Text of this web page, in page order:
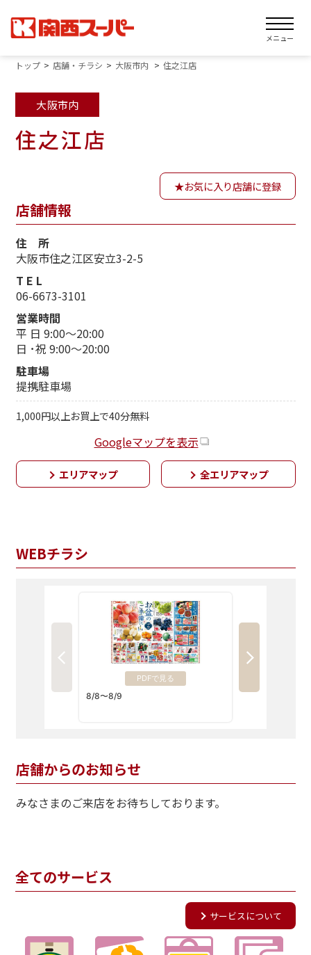
メニュー
トップ 店舗・チラシ 大阪市内 住之江店
大阪市内
住之江店
お気に入り店舗に登録
店舗情報
住 所
大阪市住之江区安立3-2-5
T E L
06-6673-3101
営業時間
平 日 9:00～20:00
日 ･祝 9:00～20:00
駐車場
提携駐車場
1,000円以上お買上で40分無料
Googleマップを表示
エリアマップ 全エリアマップ
WEBチラシ
店舗からのお知らせ
みなさまのご来店をお待ちしております。
全てのサービス
サービスについて